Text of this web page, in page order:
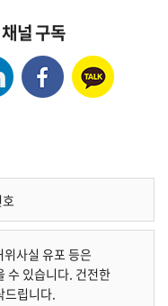
널 구독